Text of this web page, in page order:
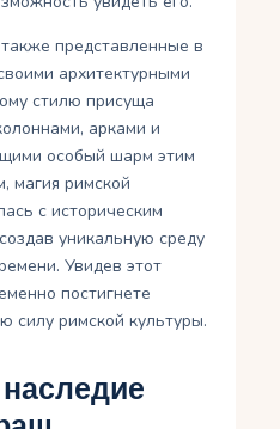
представленные в
архитектурными
стилю присуща
арками и
особый шарм этим
магия римской
с историческим
уникальную среду
Увидев этот
постигнете
силу римской культуры.